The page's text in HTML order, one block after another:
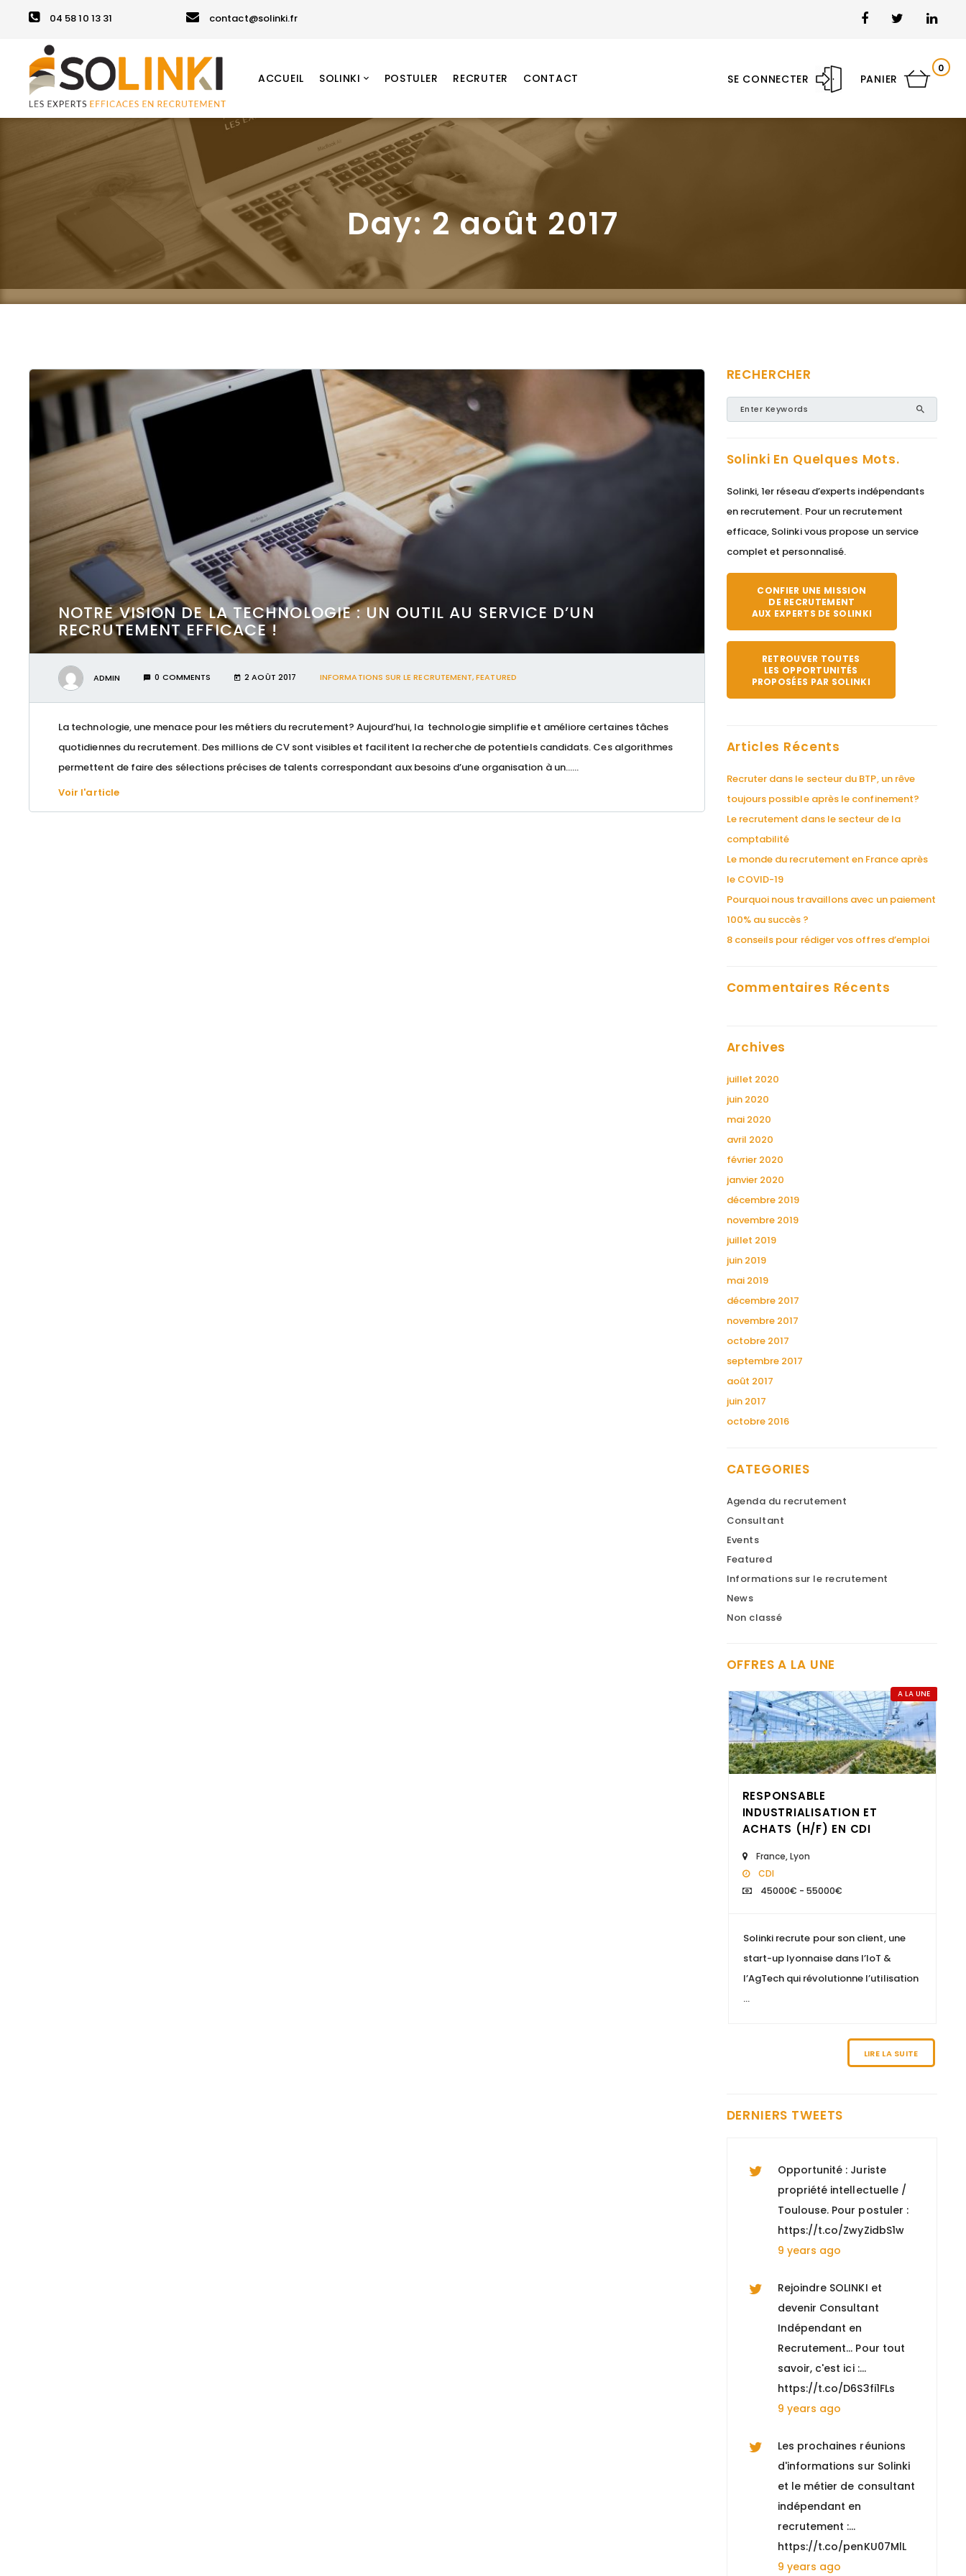
04 58 10 13 31 contact@solinki.fr
SE CONNECTER PANIER
0
ACCUEIL SOLINKI POSTULER RECRUTER CONTACT
Day:2 août 2017
NOTRE VISION DE LA TECHNOLOGIE : UN OUTIL AU SERVICE D’UN
RECRUTEMENT EFFICACE !
ADMIN 0 COMMENTS 2 AOÛT 2017 INFORMATIONS SUR LE RECRUTEMENT,FEATURED
La technologie, une menace pour les métiers du recrutement? Aujourd’hui, la technologie simplifie et améliore certaines tâches
quotidiennes du recrutement. Des millions de CV sont visibles et facilitent la recherche de potentiels candidats. Ces algorithmes
permettent de faire des sélections précises de talents correspondant aux besoins d’une organisation à un…...
Voir l'article
RECHERCHER
Solinki En Quelques Mots.
Solinki, 1er réseau d’experts indépendants
en recrutement. Pour un recrutement
efficace, Solinki vous propose un service
complet et personnalisé.
CONFIER UNE MISSION
DE RECRUTEMENT
AUX EXPERTS DE SOLINKI
RETROUVER TOUTES
LES OPPORTUNITÉS
PROPOSÉES PAR SOLINKI
Articles Récents
Recruter dans le secteur du BTP, un rêve
toujours possible après le confinement?
Le recrutement dans le secteur de la
comptabilité
Le monde du recrutement en France après
le COVID-19
Pourquoi nous travaillons avec un paiement
100% au succès ?
8 conseils pour rédiger vos offres d’emploi
Commentaires Récents
Archives
juillet 2020
juin 2020
mai 2020
avril 2020
février 2020
janvier 2020
décembre 2019
novembre 2019
juillet 2019
juin 2019
mai 2019
décembre 2017
novembre 2017
octobre 2017
septembre 2017
août 2017
juin 2017
octobre 2016
CATEGORIES
Agenda du recrutement
Consultant
Events
Featured
Informations sur le recrutement
News
Non classé
OFFRES A LA UNE
A LA UNE
RESPONSABLE
INDUSTRIALISATION ET
ACHATS (H/F) EN CDI
France,Lyon
CDI
45000€ - 55000€
Solinki recrute pour son client, une
start-up lyonnaise dans l’IoT &
l’AgTech qui révolutionne l’utilisation
...
LIRE LA SUITE
DERNIERS TWEETS
Nous recherchons un
locative et copropriété
(H/F)" à Paris 8, +
d'informations :
Nous recherchons un
"Directeur EHPAD H/F" à
savoir :
Opportunité : Juriste
propriété intellectuelle /
Toulouse. Pour postuler :
https://t.co/ZwyZidbS1w
9 years ago
Rejoindre SOLINKI et
devenir Consultant
Indépendant en
Recrutement... Pour tout
savoir, c'est ici :…
https://t.co/D6S3fi1FLs
9 years ago
Les prochaines réunions
d'informations sur Solinki
et le métier de consultant
indépendant en
recrutement :…
https://t.co/penKU07MlL
9 years ago